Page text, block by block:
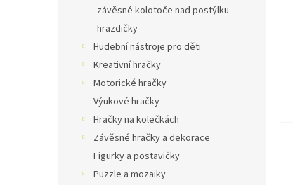
závěsné kolotoče nad postýlku
hrazdičky
Hudební nástroje pro děti
Kreativní hračky
Motorické hračky
Výukové hračky
Hračky na kolečkách
Závěsné hračky a dekorace
Figurky a postavičky
Puzzle a mozaiky